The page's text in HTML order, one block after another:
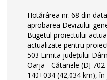
Hotărârea nr. 68 din
aprobarea Devizului
Bugetul proiectului
actualizate pentru
503 Limita județului
Oarja - Cătanele (DJ
140+034 (42,034 km),